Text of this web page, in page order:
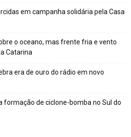
em campanha solidária pela Casa
o oceano, mas frente fria e vento
Catarina
era de ouro do rádio em novo
formação de ciclone-bomba no Sul do